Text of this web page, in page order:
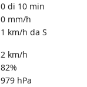
0 di 10 min
0 mm/h
1 km/h da S
2 km/h
82%
979 hPa